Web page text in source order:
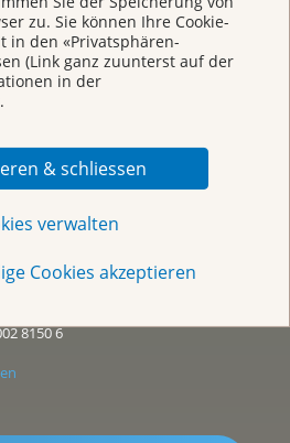
zu. Sie können Ihre Cookie-
in den «Privatsphären-
(Link ganz zuunterst auf der
in der
.
& schliessen
verwalten
Cookies akzeptieren
8150 6